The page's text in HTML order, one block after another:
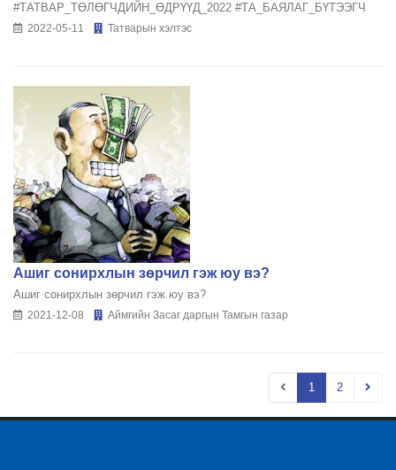
#ТАТВАР_ТӨЛӨГЧДИЙН_ӨДРҮҮД_2022 #ТА_БАЯЛАГ_БҮТЭЭГЧ
2022-05-11 Татварын хэлтэс
Ашиг сонирхлын зөрчил гэж юу вэ?
Ашиг сонирхлын зөрчил гэж юу вэ?
2021-12-08 Аймгийн Засаг даргын Тамгын газар
1 2